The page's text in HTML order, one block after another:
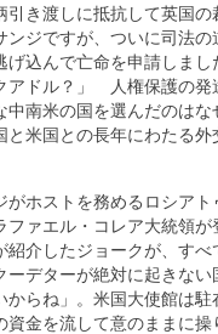
引き渡しに抵抗して英国の
ンジですが、ついに司法の
げ込んで亡命を申請しまし
アドル？」 人権保護の発
中南米の国を選んだのはな
と米国との長年にわたる外
がホストを務めるロシアト
ァエル・コレア大統領が
紹介したジョークが、す
デターが絶対に起きない
からね」。米国大使館は駐
資金を流して意のままに操